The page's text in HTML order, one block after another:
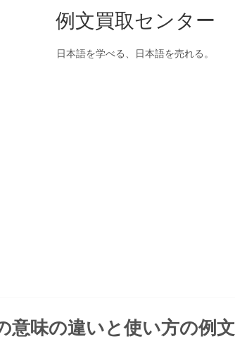
例文買取センター
日本語を学べる、日本語を売れる。
意味の違いと使い方の例文